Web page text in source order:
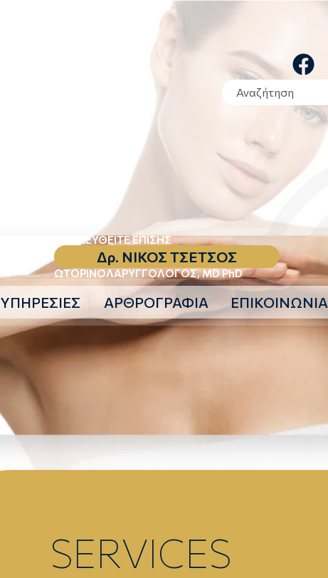
ΕΠΙΣΚΕΥΘΕΙΤΕ ΕΠΙΣΗΣ
Δρ. ΝΙΚΟΣ ΤΣΕΤΣOΣ
ΩΤΟΡΙΝΟΛΑΡΥΓΓΟΛΟΓΟΣ, MD PhD
ΥΠΗΡΕΣΙΕΣ ΑΡΘΡΟΓΡΑΦΙΑ ΕΠΙΚΟΙΝΩΝΙΑ
SERVICES